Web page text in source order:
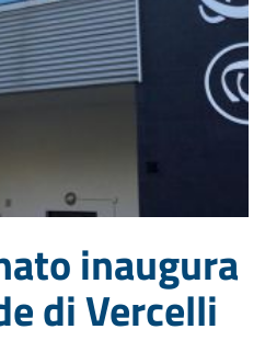
inaugura
di Vercelli